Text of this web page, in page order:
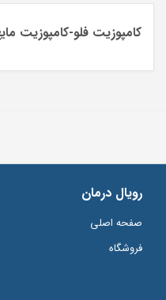
کامپوزیت فلو-کامپوزیت
رویال درمان
صفحه اصلی
فروشگاه